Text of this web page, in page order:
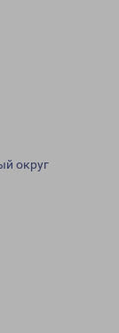
округ